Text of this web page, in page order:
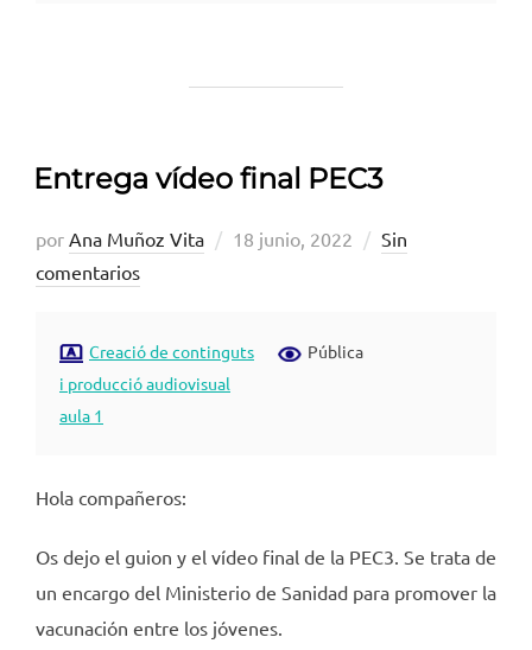
Entrega vídeo final PEC3
por Ana Muñoz Vita
Publicado
18 junio, 2022
Sin
comentarios
Creació de continguts
i producció audiovisual
aula 1
Pública
Hola compañeros:
Os dejo el guion y el vídeo final de la PEC3. Se trata de
un encargo del Ministerio de Sanidad para promover la
vacunación entre los jóvenes.